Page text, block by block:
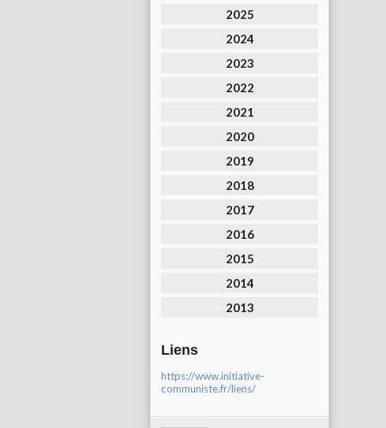
2025
2024
2023
2022
2021
2020
2019
2018
2017
2016
2015
2014
2013
Liens
https://www.initiative-
communiste.fr/liens/